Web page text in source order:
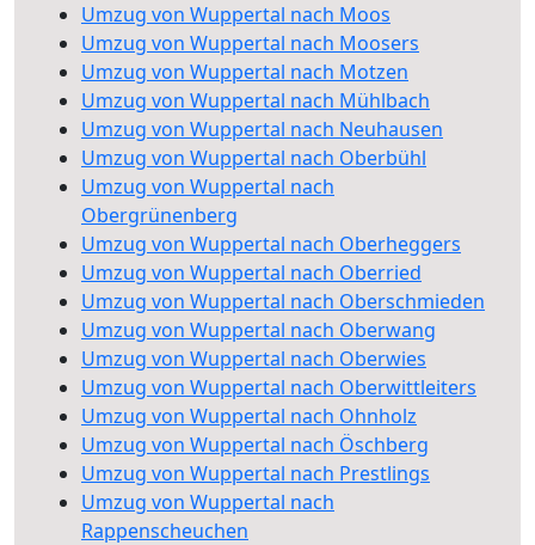
Umzug von Wuppertal nach Moos
Umzug von Wuppertal nach Moosers
Umzug von Wuppertal nach Motzen
Umzug von Wuppertal nach Mühlbach
Umzug von Wuppertal nach Neuhausen
Umzug von Wuppertal nach Oberbühl
Umzug von Wuppertal nach
Obergrünenberg
Umzug von Wuppertal nach Oberheggers
Umzug von Wuppertal nach Oberried
Umzug von Wuppertal nach Oberschmieden
Umzug von Wuppertal nach Oberwang
Umzug von Wuppertal nach Oberwies
Umzug von Wuppertal nach Oberwittleiters
Umzug von Wuppertal nach Ohnholz
Umzug von Wuppertal nach Öschberg
Umzug von Wuppertal nach Prestlings
Umzug von Wuppertal nach
Rappenscheuchen